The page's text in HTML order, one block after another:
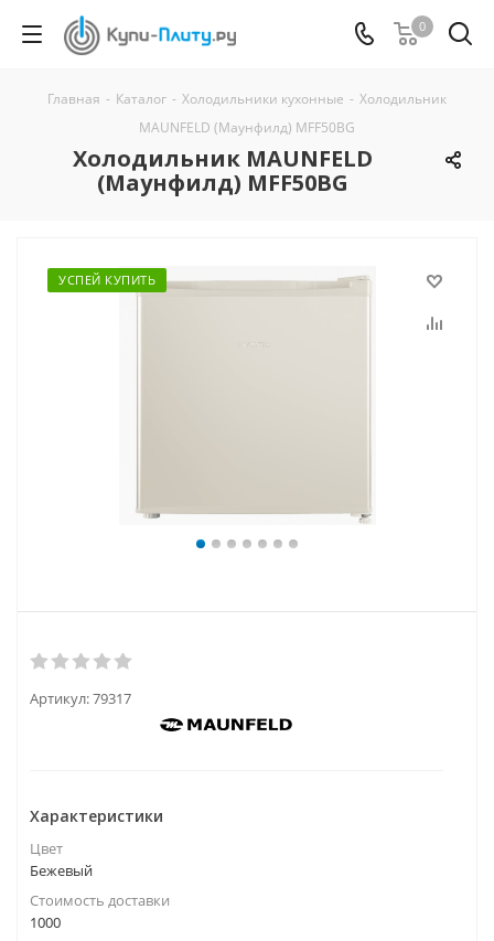
0
Главная - Каталог - Холодильники кухонные - Холодильник
MAUNFELD (Маунфилд) MFF50BG
Холодильник MAUNFELD
(Маунфилд) MFF50BG
УСПЕЙ КУПИТЬ
Артикул:79317
Характеристики
Цвет
Бежевый
Стоимость доставки
1000